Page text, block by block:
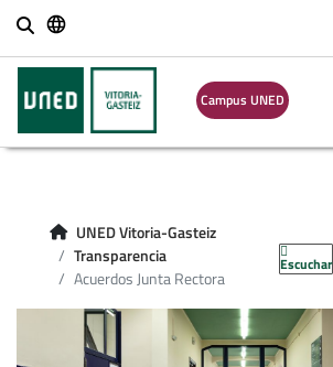
Buscar
Campus UNED
UNED Vitoria-Gasteiz
Transparencia
Acuerdos Junta Rectora
Escuchar